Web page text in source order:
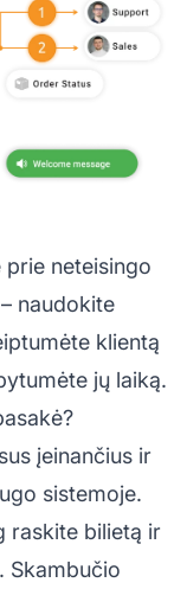
prie neteisingo
naudokite
klientą
jų laiką.
įeinančius ir
sistemoje.
raskite bilietą ir
Skambučio